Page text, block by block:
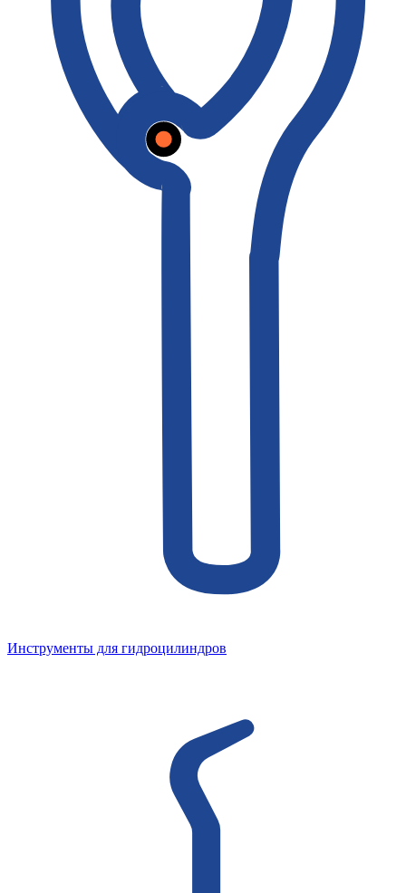
Инструменты для гидроцилиндров